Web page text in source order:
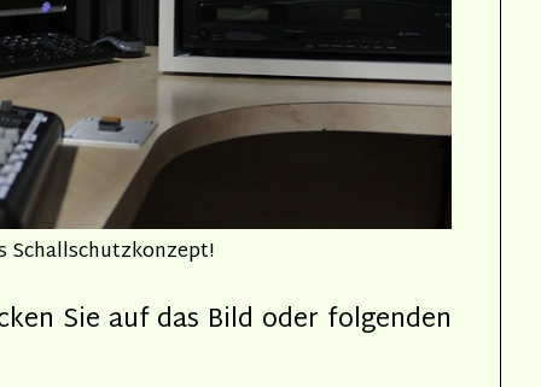
Schallschutzkonzept!
Sie auf das Bild oder folgenden